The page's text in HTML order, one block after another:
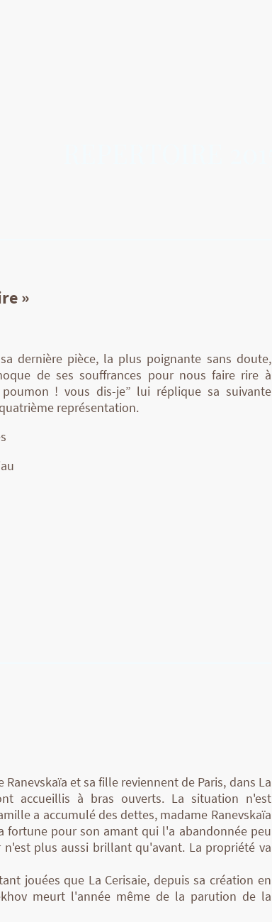
»
dernière pièce, la plus poignante sans doute,
de ses souffrances pour nous faire rire à
! vous dis-je” lui réplique sa suivante
représentation.
Ranevskaïa et sa fille reviennent de Paris, dans La
accueillis à bras ouverts. La situation n'est
a accumulé des dettes, madame Ranevskaïa
fortune pour son amant qui l'a abandonnée peu
n'est plus aussi brillant qu'avant. La propriété va
jouées que La Cerisaie, depuis sa création en
meurt l'année même de la parution de la